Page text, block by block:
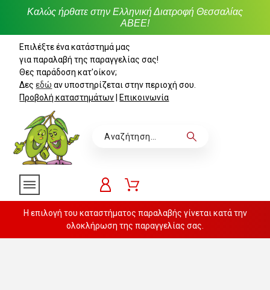
Καλώς ήρθατε στην Ελληνική Διατροφή Θεσσαλίας
ΑΒΕΕ!
Επιλέξτε ένα κατάστημά μας
για παραλαβή της παραγγελίας σας!
Θες παράδοση κατ'οίκον;
Δεςεδώ αν υποστηρίζεται στην περιοχή σου.
Προβολή καταστημάτων
Επικοινωνία
Η επιλογή του καταστήματος παραλαβής γίνεται κατά την
ολοκλήρωση της παραγγελίας σας.